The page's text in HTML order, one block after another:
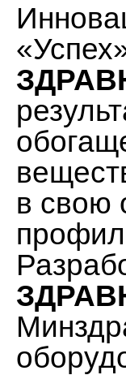
в свою